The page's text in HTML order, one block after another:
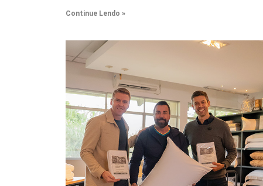
Continue Lendo »